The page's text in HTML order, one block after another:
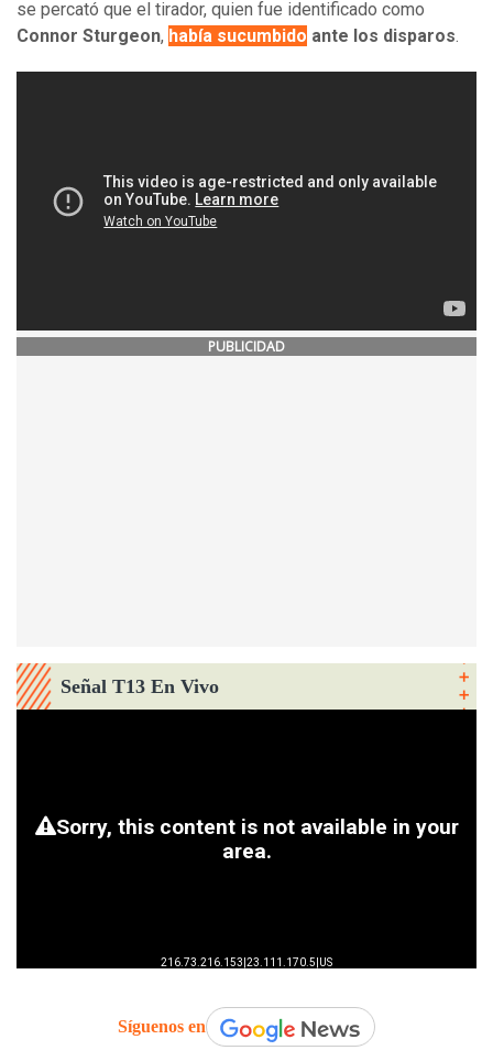
se percató que el tirador, quien fue identificado como
Connor Sturgeon, había sucumbido ante los disparos.
PUBLICIDAD
Señal T13 En Vivo
Síguenos en